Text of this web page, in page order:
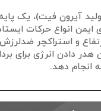
آیرون فیت)، یک
انواع حرکات
و استراکچر ضدلرزش
دادن انرژی برای
انجام دهد.